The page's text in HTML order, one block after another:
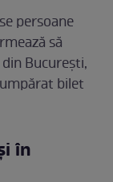
persoane
să
București,
bilet
în